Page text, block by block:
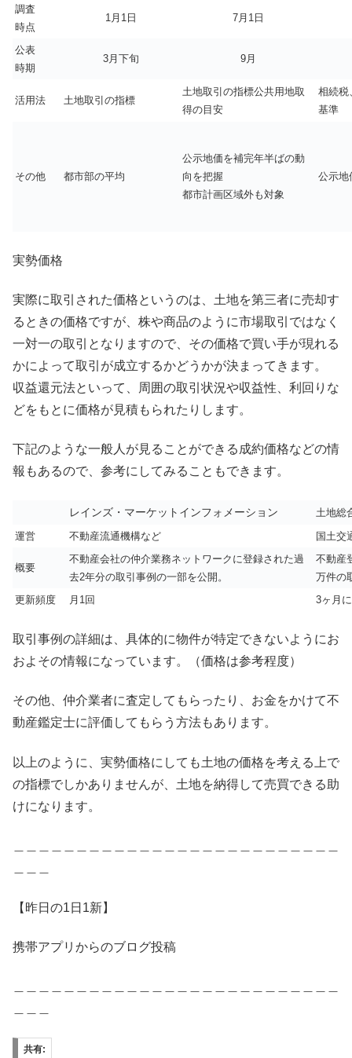
調査
時点
1月1日 7月1日
公表
時期
3月下旬 9月
活用法 土地取引の指標
土地取引の指標公共用地取
得の目安
相続税
基準
その他 都市部の平均
公示地価を補完年半ばの動
向を把握
都市計画区域外も対象
公示地
実勢価格
実際に取引された価格というのは、土地を第三者に売却す
るときの価格ですが、株や商品のように市場取引ではなく
一対一の取引となりますので、その価格で買い手が現れる
かによって取引が成立するかどうかが決まってきます。
収益還元法といって、周囲の取引状況や収益性、利回りな
どをもとに価格が見積もられたりします。
下記のような一般人が見ることができる成約価格などの情
報もあるので、参考にしてみることもできます。
レインズ・マーケットインフォメーション
土地総
運営
不動産流通機構など 国土交
概要
不動産会社の仲介業務ネットワークに登録された過
去2年分の取引事例の一部を公開。
不動産
万件の
更新頻度
月1回 3ヶ月
取引事例の詳細は、具体的に物件が特定できないようにお
およその情報になっています。（価格は参考程度）
その他、仲介業者に査定してもらったり、お金をかけて不
動産鑑定士に評価してもらう方法もあります。
以上のように、実勢価格にしても土地の価格を考える上で
の指標でしかありませんが、土地を納得して売買できる助
けになります。
【昨日の1日1新】
携帯アプリからのブログ投稿
共有: